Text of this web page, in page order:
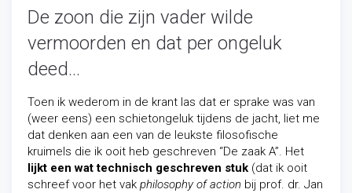
De zoon die zijn vader wilde
vermoorden en dat per ongeluk
deed…
Toen ik wederom in de krant las dat er sprake was van
(weer eens) een schietongeluk tijdens de jacht, liet me
dat denken aan een van de leukste filosofische
kruimels die ik ooit heb geschreven “De zaak A”. Het
lijkt een wat technisch geschreven stuk (dat ik ooit
schreef voor het vak philosophy of action bij prof. dr. Jan